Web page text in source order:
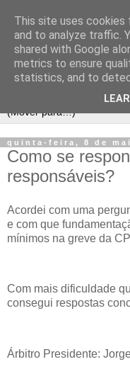
quinta-feira, 8 de
Como se
responsáveis?
Acordei com uma
e com que
mínimos na greve da
Com mais dificuldade
consegui respostas
Árbitro Presidente:
This site uses
and to analyze traffic.
shared with Google
metrics to ensure
statistics, and to